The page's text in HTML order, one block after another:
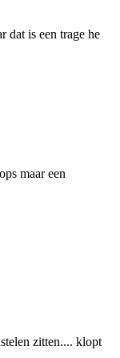
dat is een trage he
maar een
zitten.... klopt